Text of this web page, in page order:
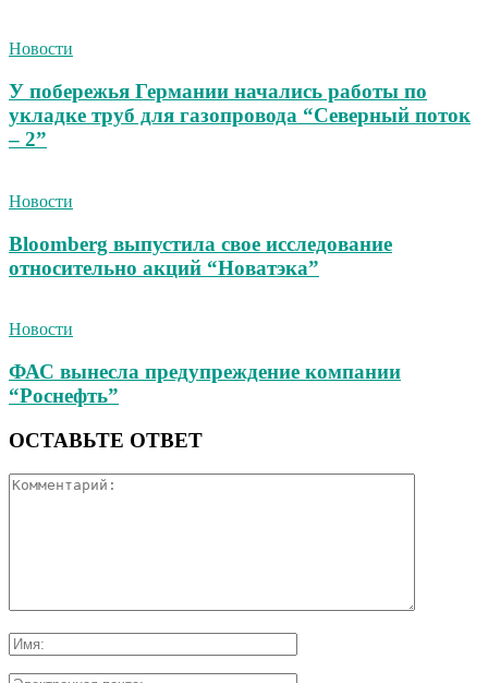
Новости
У побережья Германии начались работы по
укладке труб для газопровода “Северный поток
– 2”
Новости
Bloomberg выпустила свое исследование
относительно акций “Новатэка”
Новости
ФАС вынесла предупреждение компании
“Роснефть”
ОСТАВЬТЕ ОТВЕТ